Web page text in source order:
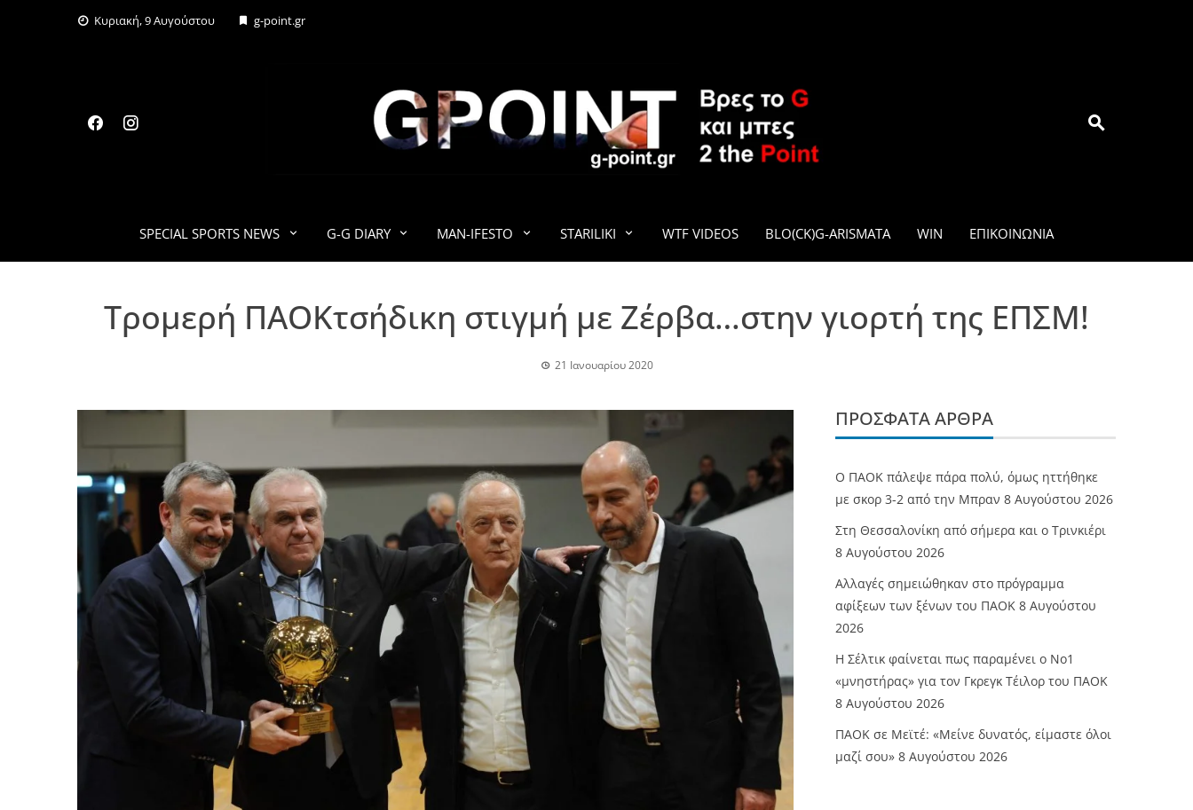
Κυριακή, 9 Αυγούστου g-point.gr
G-POINT.GR
SPECIAL SPORTS NEWS G-G DIARY MAN-IFESTO STARILIKI WTF VIDEOS BLO(CK)G-ARISMATA WIN ΕΠΙΚΟΙΝΩΝΊΑ
Τρομερή ΠΑΟΚτσήδικη στιγμή με Ζέρβα…στην γιορτή της ΕΠΣΜ!
21 Ιανουαρίου 2020
ΠΡΌΣΦΑΤΑ ΆΡΘΡΑ
Ο ΠΑΟΚ πάλεψε πάρα πολύ, όμως ηττήθηκε
με σκορ 3-2 από την Μπραν 8 Αυγούστου 2026
Στη Θεσσαλονίκη από σήμερα και ο Τρινκιέρι
8 Αυγούστου 2026
Αλλαγές σημειώθηκαν στο πρόγραμμα
αφίξεων των ξένων του ΠΑΟΚ 8 Αυγούστου
2026
Η Σέλτικ φαίνεται πως παραμένει ο Νο1
«μνηστήρας» για τον Γκρεγκ Τέιλορ του ΠΑΟΚ
8 Αυγούστου 2026
ΠΑΟΚ σε Μεϊτέ: «Μείνε δυνατός, είμαστε όλοι
μαζί σου» 8 Αυγούστου 2026